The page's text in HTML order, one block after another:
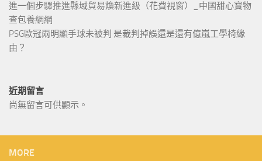
進一個步驟推進縣域貿易煥新進級（花費視窗）_中國甜心寶物
查包養網網
PSG歐冠兩明顯手球未被判 是裁判掉誤還是還有億嵐工學椅緣
由？
近期留言
尚無留言可供顯示。
MORE